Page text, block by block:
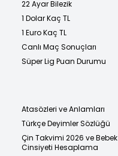
22 Ayar Bilezik
1 Dolar Kaç TL
1 Euro Kaç TL
Canlı Maç Sonuçları
Süper Lig Puan Durumu
Atasözleri ve Anlamları
Türkçe Deyimler Sözlüğü
Çin Takvimi 2026 ve Bebek
Cinsiyeti Hesaplama